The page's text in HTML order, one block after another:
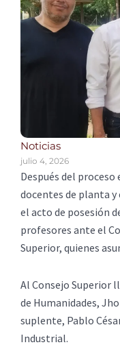
Noticias
julio 4, 2026
Después del
docentes de planta
el acto de posesión
profesores ante el
Superior, quienes
Al Consejo Superior
de Humanidades,
suplente, Pablo
Industrial.